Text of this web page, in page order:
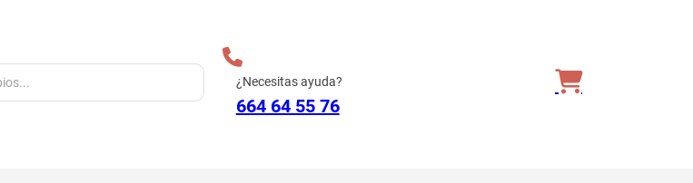
¿Necesitas ayuda?
664 64 55 76